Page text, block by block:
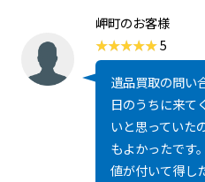
岬町のお客様
5
遺品買取の問い
日のうちに来て
いと思っていた
もよかったです
値が付いて得し